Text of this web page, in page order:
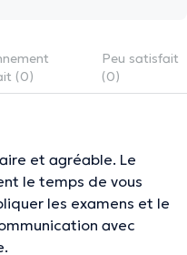
(0)
Peu satisfait
(0)
et agréable. Le
le temps de vous
les examens et le
avec